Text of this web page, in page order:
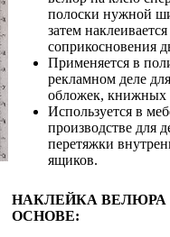
полоски нужной
затем
соприкосновения
Применяется в
рекламном деле
обложек, книжных
Используется в
производстве для
перетяжки
ящиков.
НАКЛЕЙКА ВЕЛЮРА
ОСНОВЕ: